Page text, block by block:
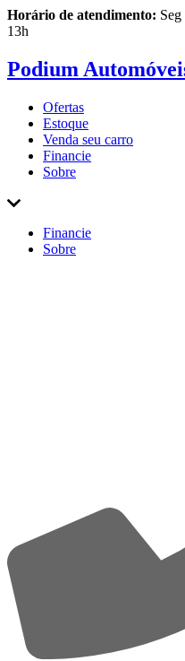
Horário de atendimento:
13h
Podium
Ofertas
Estoque
Venda seu carro
Financie
Sobre
Financie
Sobre